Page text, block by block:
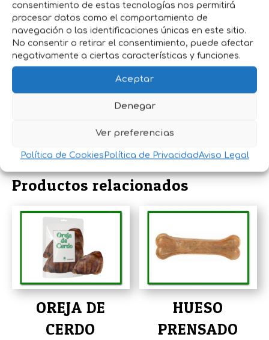
consentimiento de estas tecnologías nos permitirá
procesar datos como el comportamiento de
navegación o las identificaciones únicas en este sitio.
No consentir o retirar el consentimiento, puede afectar
negativamente a ciertas características y funciones.
Aceptar
Denegar
Ver preferencias
Política de Cookies Política de PrivacidadAviso Legal
Elaborados conboniato
como base
nutritiva.
Rellenos depollode alta calidad.
Glaseado irresistible dezanahoria
Ideal como recompensa o snack especial.
Donuts de Zanahoriaes un regalo hecho
¡Saludables, irresistibles y llenos de sabor!
Productos relacionados
OREJA DE
CERDO
HUESO
PRENSADO